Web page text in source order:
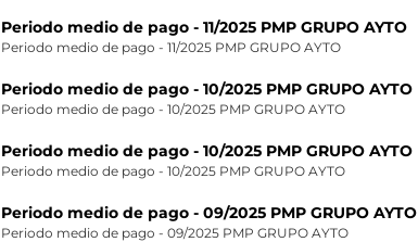
Periodo medio de pago - 11/2025 PMP GRUPO AYTO
Periodo medio de pago - 11/2025 PMP GRUPO AYTO
Periodo medio de pago - 10/2025 PMP GRUPO AYTO
Periodo medio de pago - 10/2025 PMP GRUPO AYTO
Periodo medio de pago - 10/2025 PMP GRUPO AYTO
Periodo medio de pago - 10/2025 PMP GRUPO AYTO
Periodo medio de pago - 09/2025 PMP GRUPO AYTO
Periodo medio de pago - 09/2025 PMP GRUPO AYTO